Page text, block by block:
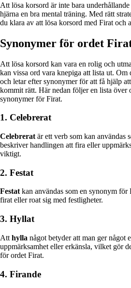
Att lösa korsord är inte bara
hjärna en bra mental träning. Med rätt
du klara av att lösa korsord med Firat och
Synonymer för ordet
Att lösa korsord kan vara en rolig och
kan vissa ord vara knepiga att lista ut. Om
och letar efter synonymer för att få hjälp
kommit rätt. Här nedan följer en lista över
synonymer för Firat.
1. Celebrerat
Celebrerat är ett verb som kan användas
beskriver handlingen att fira eller
viktigt.
2. Festat
Festatkan användas som en synonym för
firat eller roat sig med festligheter.
3. Hyllat
Att hylla något betyder att man ger något
uppmärksamhet eller erkänsla, vilket gör
för ordet Firat.
4. Firande